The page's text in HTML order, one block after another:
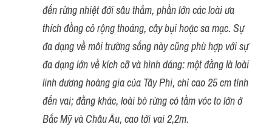
đến rừng nhiệt đới sâu thẳm, phần lớn các loài ưa
thích đồng cỏ rộng thoáng, cây bụi hoặc sa mạc. Sự
đa dạng về môi trường sống này cũng phù hợp với sự
đa dạng lớn về kích cỡ và hình dáng: một đằng là loài
linh dương hoàng gia của Tây Phi, chỉ cao 25 ​​cm tính
đến vai; đằng khác, loài bò rừng có tầm vóc to lớn ở
Bắc Mỹ và Châu Âu, cao tới vai 2,2m.